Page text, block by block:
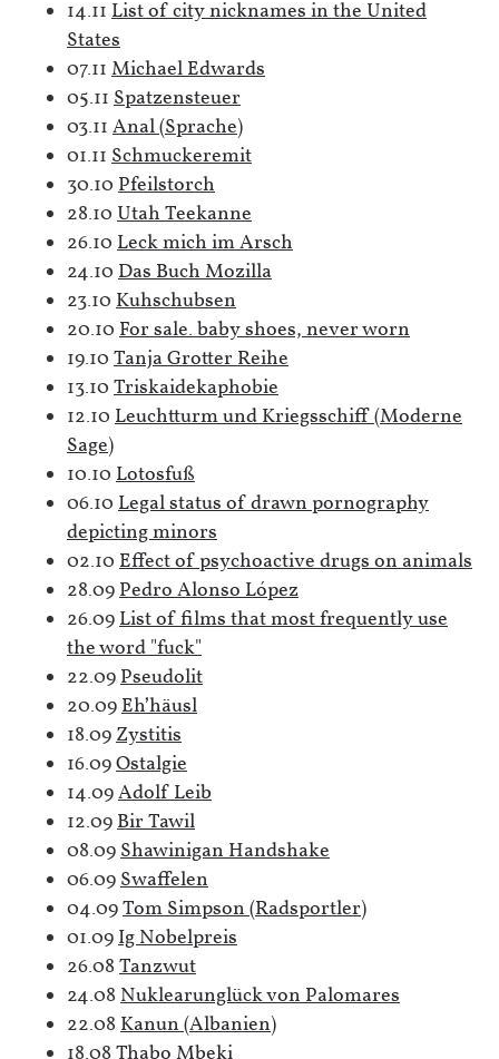
14.11 List of city nicknames in the United
States
07.11 Michael Edwards
05.11 Spatzensteuer
03.11 Anal (Sprache)
01.11 Schmuckeremit
30.10 Pfeilstorch
28.10 Utah Teekanne
26.10 Leck mich im Arsch
24.10 Das Buch Mozilla
23.10 Kuhschubsen
20.10 For sale. baby shoes, never worn
19.10 Tanja Grotter Reihe
13.10 Triskaidekaphobie
12.10 Leuchtturm und Kriegsschiff (Moderne
Sage)
10.10 Lotosfuß
06.10 Legal status of drawn pornography
depicting minors
02.10 Effect of psychoactive drugs on animals
28.09Pedro Alonso López
26.09List of films that most frequently use
the word "fuck"
22.09Pseudolit
20.09Eh’häusl
18.09Zystitis
16.09Ostalgie
14.09Adolf Leib
12.09Bir Tawil
08.09Shawinigan Handshake
06.09Swaffelen
04.09Tom Simpson (Radsportler)
01.09Ig Nobelpreis
26.08 Tanzwut
24.08 Nuklearunglück von Palomares
22.08 Kanun (Albanien)